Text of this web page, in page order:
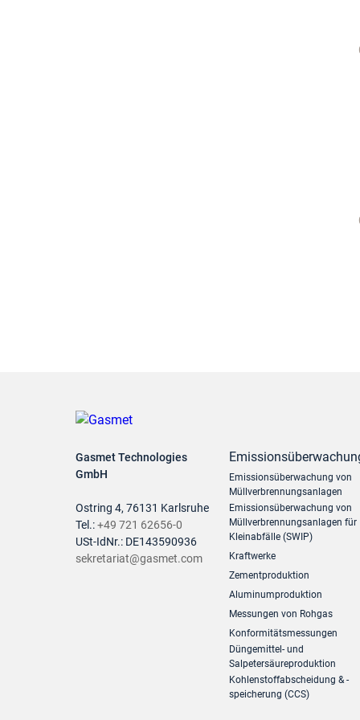
Gasmet Technologies
GmbH
Ostring 4, 76131 Karlsruhe
Tel.:+49 721 62656-0
USt-IdNr.: DE143590936
sekretariat@gasmet.com
Emissionsüberwachung von
Müllverbrennungsanlagen
Emissionsüberwachung von
Müllverbrennungsanlagen für
Kleinabfälle (SWIP)
Kraftwerke
Zementproduktion
Aluminumproduktion
Messungen von Rohgas
Konformitätsmessungen
Düngemittel- und
Salpetersäureproduktion
Kohlenstoffabscheidung & -
speicherung (CCS)